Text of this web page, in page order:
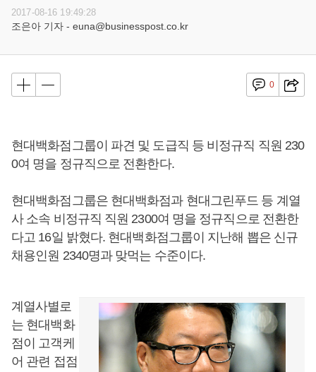
2017-08-16 19:49:28
조은아 기자 - euna@businesspost.co.kr
0
현대백화점그룹이 파견 및 도급직 등 비정규직 직원 230
0여 명을 정규직으로 전환한다.
현대백화점그룹은 현대백화점과 현대그린푸드 등 계열
사 소속 비정규직 직원 2300여 명을 정규직으로 전환한
다고 16일 밝혔다. 현대백화점그룹이 지난해 뽑은 신규
채용인원 2340명과 맞먹는 수준이다.
계열사별로
는 현대백화
점이 고객케
어 관련 접점